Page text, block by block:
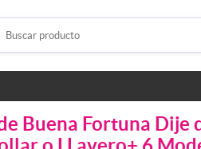
Buena Fortuna